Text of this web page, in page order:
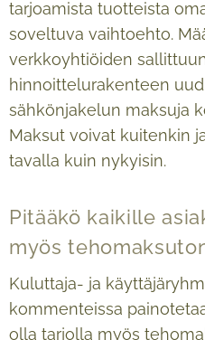
tarjoamista tuotteista
soveltuva vaihtoehto.
verkkoyhtiöiden
hinnoittelurakenteen
sähkönjakelun maksuja
Maksut voivat kuitenkin
tavalla kuin nykyisin.
Pitääkö kaikille
myös
Kuluttaja- ja
kommenteissa
olla tarjolla myös